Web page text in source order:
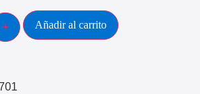
Añadir al carrito